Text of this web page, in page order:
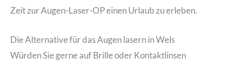
Zeit zur Augen-Laser-OP einen Urlaub zu erleben.
Die Alternative für das Augen lasern in Wels
Würden Sie gerne auf Brille oder Kontaktlinsen